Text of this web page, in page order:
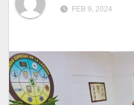
FEB 9, 2024